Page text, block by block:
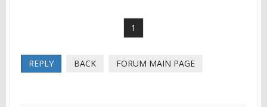
1
REPLY BACK FORUM MAIN PAGE